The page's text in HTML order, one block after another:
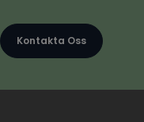
Kontakta Oss